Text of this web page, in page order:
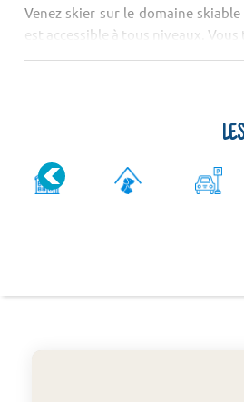
Venez skier sur le domaine
est accessible à tous niveaux.